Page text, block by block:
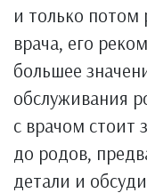
и только
врача, его
большее
обслуживания
с врачом стоит
до родов,
детали и